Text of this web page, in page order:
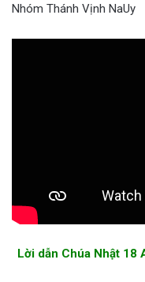
Nhóm Thánh Vịnh NaUy
Lời dẫn Chúa Nhật 18